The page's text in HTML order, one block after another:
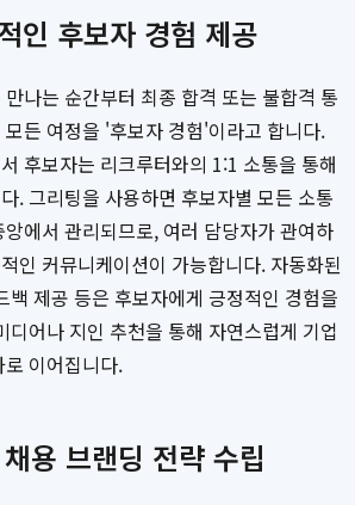
인 후보자 경험 제공
나는 순간부터 최종 합격 또는 불합격 통
든 여정을 '후보자 경험'이라고 합니다.
후보자는 리크루터와의 1:1 소통을 통해
. 그리팅을 사용하면 후보자별 모든 소통
에서 관리되므로, 여러 담당자가 관여하
인 커뮤니케이션이 가능합니다. 자동화된
백 제공 등은 후보자에게 긍정적인 경험을
디어나 지인 추천을 통해 자연스럽게 기업
이어집니다.
용 브랜딩 전략 수립